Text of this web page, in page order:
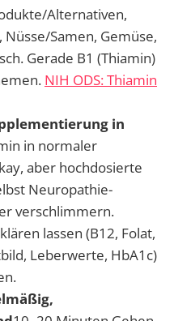
Alternativen,
Samen, Gemüse,
Gerade B1 (Thiamin)
NIH ODS: Thiamin
in
in normaler
aber hochdosierte
Neuropathie-
verschlimmern.
lassen (B12, Folat,
Leberwerte, HbA1c)